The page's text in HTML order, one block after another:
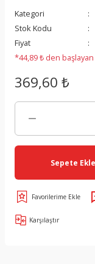
Kategori
Stok Kodu
Fiyat
*44,89 ₺ den
369,60 ₺
Sepete Ekle
Karşılaştır